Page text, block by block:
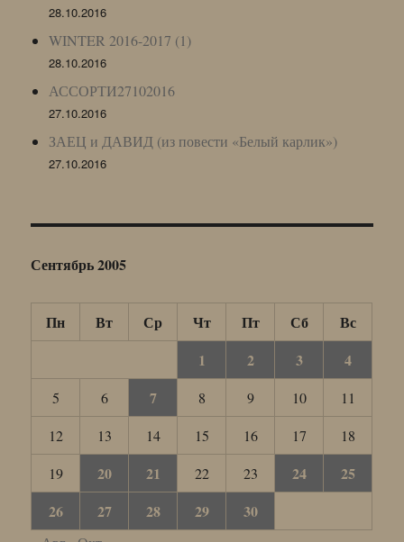
28.10.2016
WINTER 2016-2017 (1)
28.10.2016
АССОРТИ27102016
27.10.2016
ЗАЕЦ и ДАВИД (из повести «Белый карлик»)
27.10.2016
Сентябрь 2005
Пн Вт Ср Чт Пт Сб
Вс
1
2 3 4
5 6 7 8 9 10
11
12
13 14 15 16 17
18
19
20 21 22 23 24
25
26
27 28 29 30